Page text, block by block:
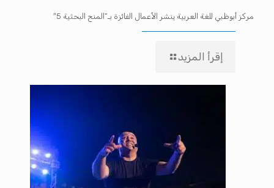
مركز أبوظبي للغة العربية ينشر الأعمال الفائزة بـ”المنح البحثية 5″
إقرأ المزيد